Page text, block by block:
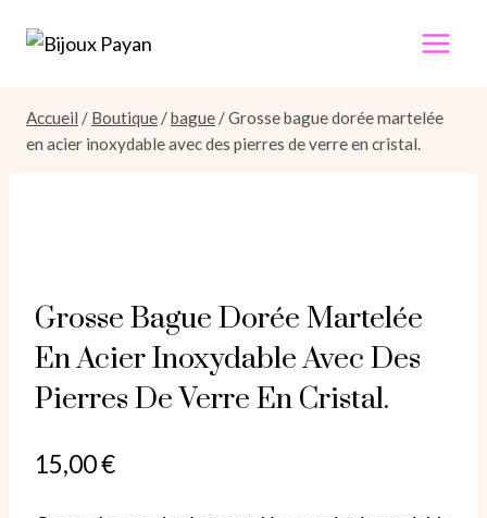
Accueil / Boutique /bague /Grosse bague dorée martelée
en acier inoxydable avec des pierres de verre en cristal.
Grosse Bague Dorée Martelée
En Acier Inoxydable Avec Des
Pierres De Verre En Cristal.
15,00€